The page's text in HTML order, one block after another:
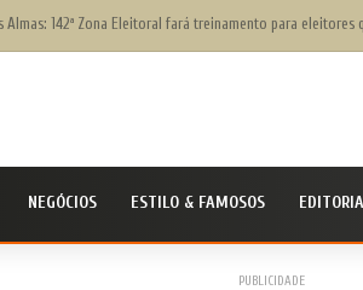
Nacional alerta população para chegada do ciclone
NEGÓCIOS ESTILO & FAMOSOS
PUBLICIDADE